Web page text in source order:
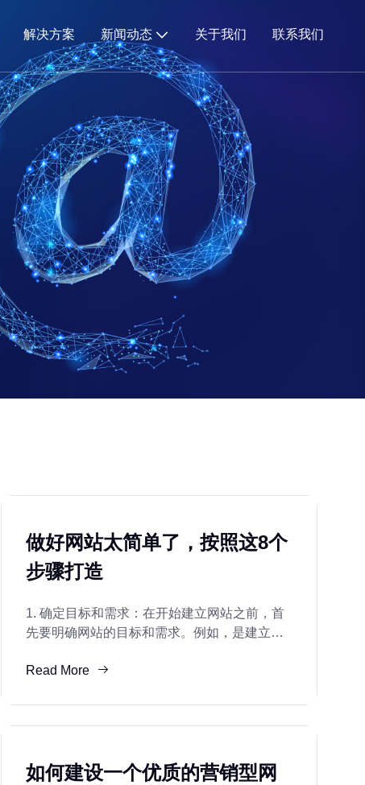
解决方案 新闻动态 关于我们 联系我们
做好网站太简单了，按照这8个
步骤打造
1. 确定目标和需求：在开始建立网站之前，首
先要明确网站的目标和需求。例如，是建立一
哪些功能和服务？了解目标和需求有助于确定
Read More
如何建设一个优质的营销型网